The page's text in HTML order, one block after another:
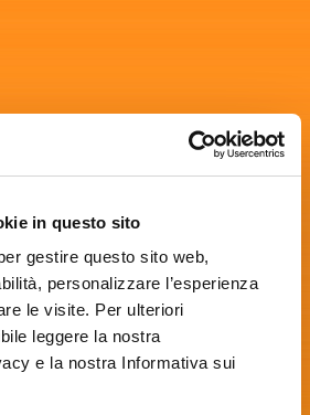
in questo sito
gestire questo sito web,
personalizzare l’esperienza
le visite. Per ulteriori
leggere la nostra
e la nostra Informativa sui